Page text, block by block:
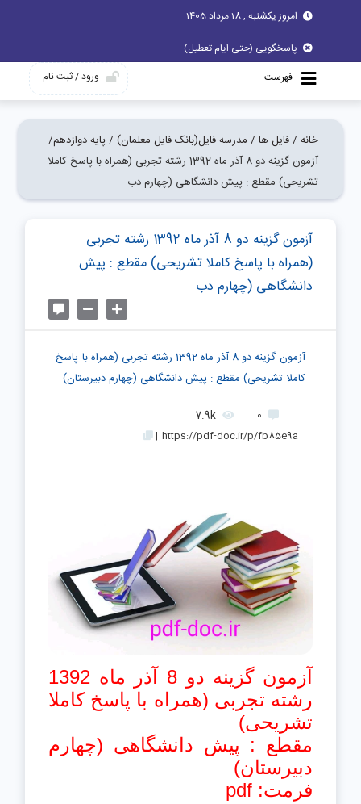
امروز یکشنبه , 18 مرداد 1405
پاسخگویی (حتی ایام تعطیل)
فهرست
ورود / ثبت نام
خانه / فایل ها / مدرسه فایل(بانک فایل معلمان) / پایه دوازدهم/
آزمون گزینه دو 8 آذر ماه 1392 رشته تجربی (همراه با پاسخ کاملا
تشریحی) مقطع : پیش دانشگاهی (چهارم دب
آزمون گزینه دو 8 آذر ماه 1392 رشته تجربی
(همراه با پاسخ کاملا تشریحی) مقطع : پیش
دانشگاهی (چهارم دب
آزمون گزینه دو 8 آذر ماه 1392 رشته تجربی (همراه با پاسخ
کاملا تشریحی) مقطع : پیش دانشگاهی (چهارم دبیرستان)
0
7.9k
https://pdf-doc.ir/p/fb85e9a
|
آزمون گزینه دو 8 آذر ماه 1392
رشته تجربی (همراه با پاسخ کاملا
تشریحی)
مقطع : پیش دانشگاهی (چهارم
دبیرستان)
فرمت: pdf